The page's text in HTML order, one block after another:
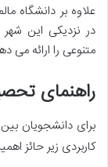
علاوه بر دانشگاه
در نزدیکی این
متنوعی را ارائه می
راهنمای
برای دانشجویان
کاربردی زیر حائز